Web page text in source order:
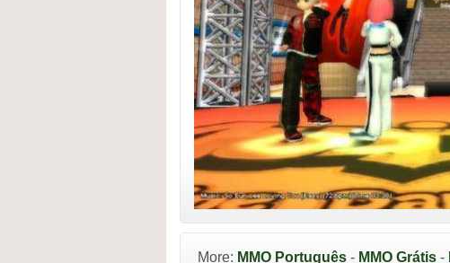
More: MMO Português - MMO Grátis -